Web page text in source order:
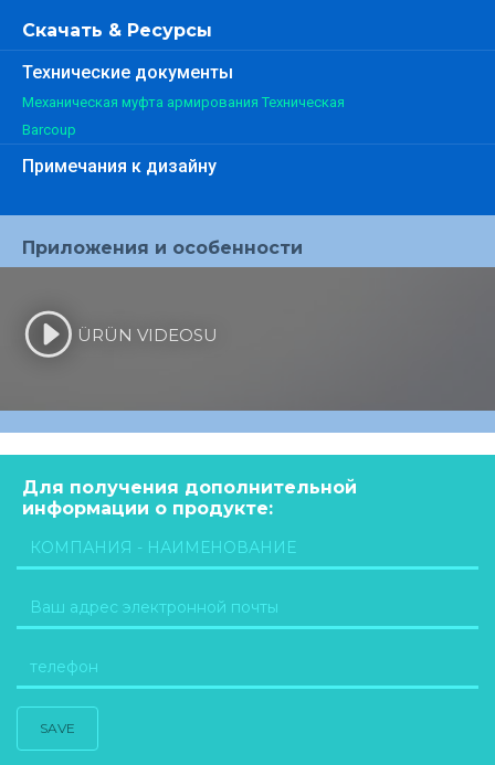
Скачать & Ресурсы
Технические документы
Механическая муфта армирования Техническая
Barcoup
Примечания к дизайну
Приложения и особенности
ÜRÜN VIDEOSU
Для получения дополнительной
информации о продукте:
SAVE